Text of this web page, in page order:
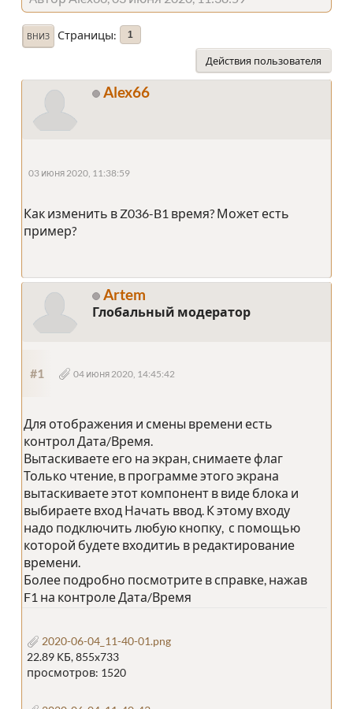
ВНИЗ Страницы 1
Действия пользователя
Alex66
03 июня 2020, 11:38:59
Как изменить в Z036-B1 время? Может есть
пример?
Artem
Глобальный модератор
#1 04 июня 2020, 14:45:42
Для отображения и смены времени есть
контрол Дата/Время.
Вытаскиваете его на экран, снимаете флаг
Только чтение, в программе этого экрана
вытаскиваете этот компонент в виде блока и
выбираете вход Начать ввод. К этому входу
надо подключить любую кнопку, с помощью
которой будете входитиь в редактирование
времени.
Более подробно посмотрите в справке, нажав
F1 на контроле Дата/Время
2020-06-04_11-40-01.png
22.89 КБ, 855x733
просмотров: 1520